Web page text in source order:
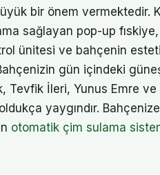
bir önem vermektedir.
sağlayan pop-up fıskiye,
ünitesi ve bahçenin
gün içindeki
İleri, Yunus Emre ve
yaygındır.
otomatik çim sulama